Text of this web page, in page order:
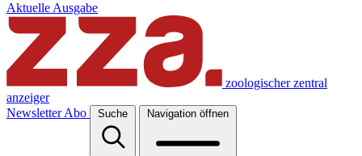
Aktuelle Ausgabe
zoologischer zentral
anzeiger
Newsletter Abo Suche Navigation öffnen